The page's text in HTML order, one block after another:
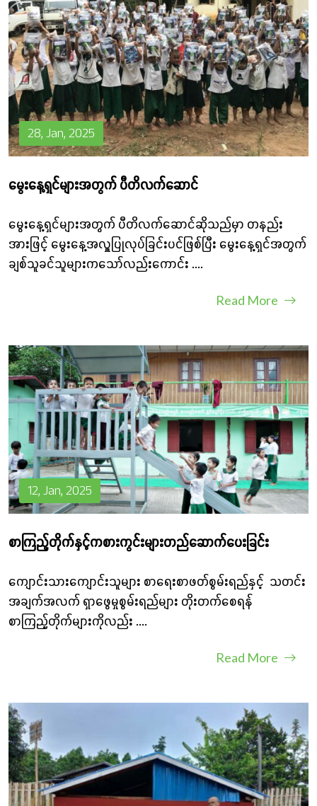
28, Jan, 2025
မွေးနေ့ရှင်များအတွက် ပီတိလက်‌ဆောင်
မွေးနေ့ရှင်များအတွက် ပီတိလက်ဆောင်ဆိုသည်မှာ တနည်း
အားဖြင့် မွေးနေ့အလှူပြုလုပ်ခြင်းပင်ဖြစ်ပြီး မွေးနေ့ရှင်အတွက်
ချစ်သူခင်သူများကသော်လည်းကောင်း ....
Read More
12, Jan, 2025
စာကြည့်တိုက်နှင့်ကစားကွင်းများတည်ဆောက်ပေးခြင်း
ကျောင်းသားကျောင်းသူများ စာရေးစာဖတ်စွမ်းရည်နှင့် သတင်း
အချက်အလက် ရှာဖွေမှုစွမ်းရည်များ တိုးတက်စေရန်
စာကြည့်တိုက်များကိုလည်း ....
Read More